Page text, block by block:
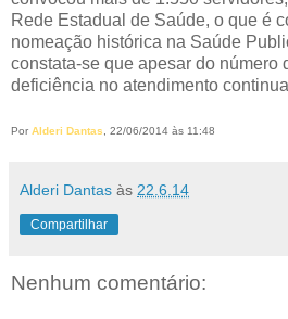
Rede Estadual de Saúde, o que é
nomeação histórica na Saúde
constata-se que apesar do número
deficiência no atendimento
Por Alderi Dantas, 22/06/2014 às 11:48
Alderi Dantas às 22.6.14
Compartilhar
Nenhum comentário: